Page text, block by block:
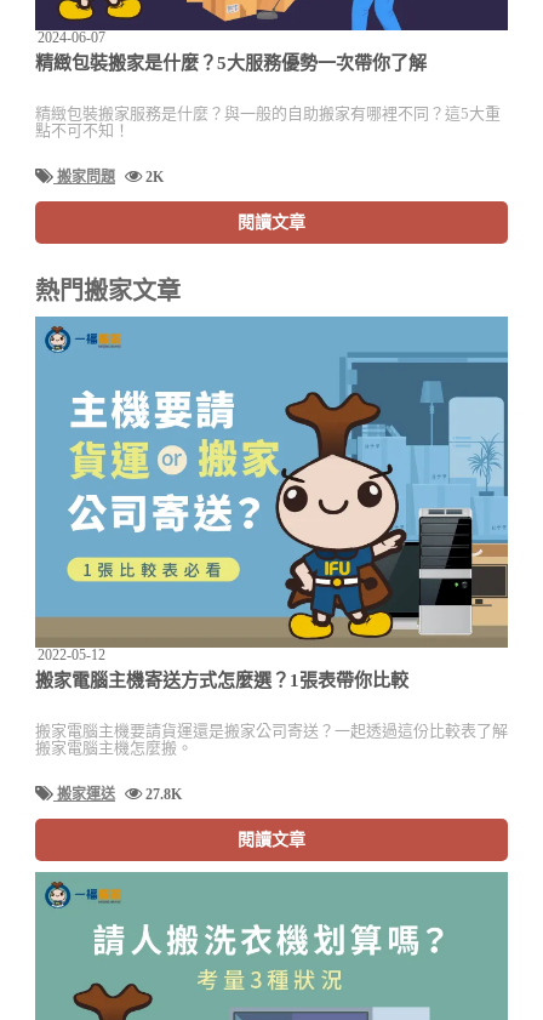
2024-06-07
精緻包裝搬家是什麼？5大服務優勢一次帶你了解
精緻包裝搬家服務是什麼？與一般的自助搬家有哪裡不同？這5大重
點不可不知！
搬家問題 2K
閱讀文章
熱門搬家文章
2022-05-12
搬家電腦主機寄送方式怎麼選？1張表帶你比較
搬家電腦主機要請貨運還是搬家公司寄送？一起透過這份比較表了解
搬家電腦主機怎麼搬。
搬家運送 27.8K
閱讀文章